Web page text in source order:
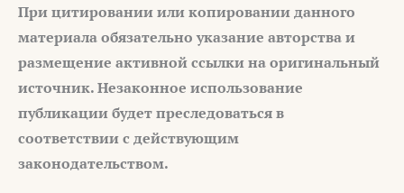
При цитировании или копировании данного
материала обязательно указание авторства и
размещение активной ссылки на оригинальный
источник. Незаконное использование
публикации будет преследоваться в
соответствии с действующим
законодательством.